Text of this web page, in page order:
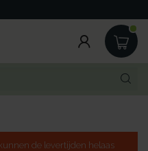
de levertijden helaas